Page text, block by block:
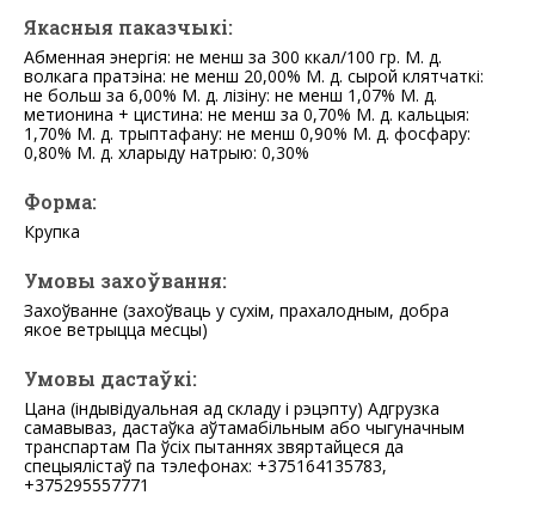
Якасныя паказчыкі:
Абменная энергія: не менш за 300 ккал/100 гр. М. д.
волкага пратэіна: не менш 20,00% М. д. сырой клятчаткі:
не больш за 6,00% М. д. лізіну: не менш 1,07% М. д.
метионина + цистина: не менш за 0,70% М. д. кальцыя:
1,70% М. д. трыптафану: не менш 0,90% М. д. фосфару:
0,80% М. д. хларыду натрыю: 0,30%
Форма:
Крупка
Умовы захоўвання:
Захоўванне (захоўваць у сухім, прахалодным, добра
якое ветрыцца месцы)
Умовы дастаўкі:
Цана (індывідуальная ад складу і рэцэпту) Адгрузка
самавываз, дастаўка аўтамабільным або чыгуначным
транспартам Па ўсіх пытаннях звяртайцеся да
спецыялістаў па тэлефонах: +375164135783,
+375295557771